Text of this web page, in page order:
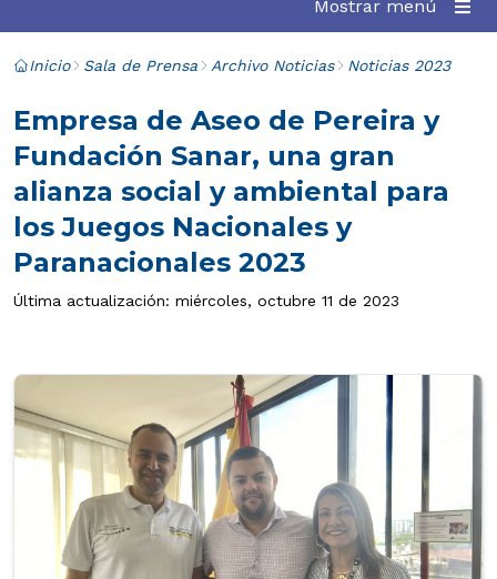
Mostrar menú
Inicio Sala de Prensa Archivo Noticias Noticias 2023
Empresa de Aseo de Pereira y
Fundación Sanar, una gran
alianza social y ambiental para
los Juegos Nacionales y
Paranacionales 2023
Última actualización: miércoles, octubre 11 de 2023